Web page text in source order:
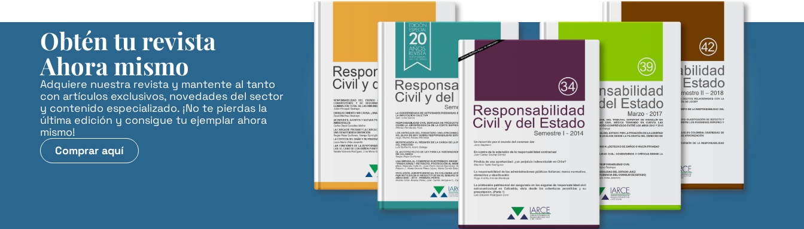
Obtén tu revista
Ahora mismo
Adquiere nuestra revista y mantente al tanto
con artículos exclusivos, novedades del sector
y contenido especializado. ¡No te pierdas la
última edición y consigue tu ejemplar ahora
mismo!
Comprar aquí